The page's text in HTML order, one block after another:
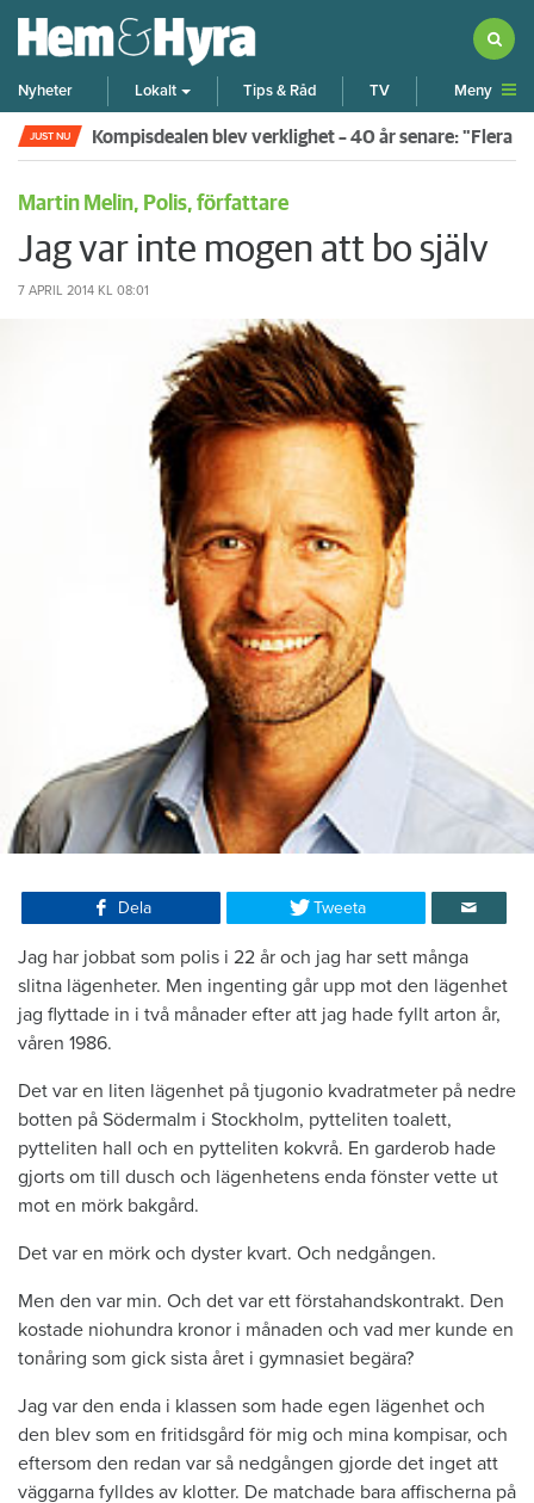
Nyheter Lokalt Tips & Råd TV Meny
JUST NU Kompisdealen blev verklighet – 40 år senare: "Flera
Martin Melin, Polis, författare
Jag var inte mogen att bo själv
7 APRIL 2014 KL 08:01
Dela Tweeta
Jag har jobbat som polis i 22 år och jag har sett många
slitna lägenheter. Men ingenting går upp mot den lägenhet
jag flyttade in i två månader efter att jag hade fyllt arton år,
våren 1986.
Det var en liten lägenhet på tjugonio kvadratmeter på nedre
botten på Södermalm i Stockholm, pytteliten toalett,
pytteliten hall och en pytteliten kokvrå. En garderob hade
gjorts om till dusch och lägenhetens enda fönster vette ut
mot en mörk bakgård.
Det var en mörk och dyster kvart. Och nedgången.
Men den var min. Och det var ett förstahandskontrakt. Den
kostade niohundra kronor i månaden och vad mer kunde en
tonåring som gick sista året i gymnasiet begära?
Jag var den enda i klassen som hade egen lägenhet och
den blev som en fritidsgård för mig och mina kompisar, och
eftersom den redan var så nedgången gjorde det inget att
väggarna fylldes av klotter. De matchade bara affischerna på